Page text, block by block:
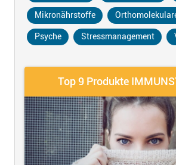
Mikronährstoffe
Psyche Stressmanagement
Top 9 Produkte